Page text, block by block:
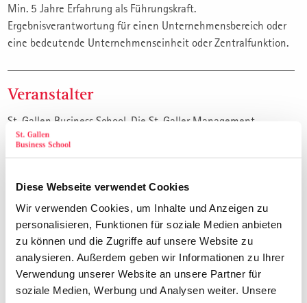
Diese Webseite verwendet Cookies
Wir verwenden Cookies, um Inhalte und Anzeigen zu
personalisieren, Funktionen für soziale Medien anbieten
zu können und die Zugriffe auf unsere Website zu
analysieren. Außerdem geben wir Informationen zu Ihrer
Verwendung unserer Website an unsere Partner für
soziale Medien, Werbung und Analysen weiter. Unsere
Min. 5 Jahre Erfahrung als Führungskraft.
Ergebnisverantwortung für einen Unternehmensbereich oder
eine bedeutende Unternehmenseinheit oder Zentralfunktion.
Veranstalter
St. Gallen Business School. Die St. Galler Management
Weiterbildung für die Praxis. Qualität seit über 40 Jahren.
Themen
Total 26 Seminar-/Präsenztage, verteilt auf 8
Durchführungen:
Strategisches Management
Details siehe:
www.sgbs.ch/31
Hochleistungsorganisation